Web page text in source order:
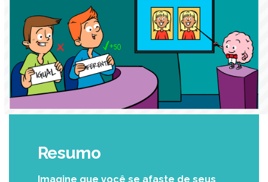
Resumo
Imagine que você se afaste de seus